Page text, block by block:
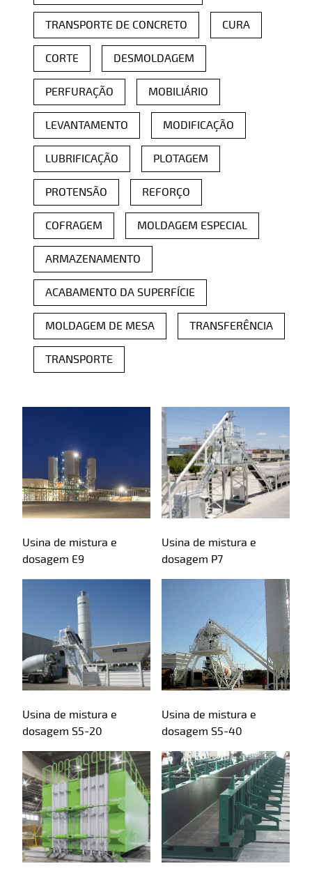
TRANSPORTE DE CONCRETO CURA
CORTE DESMOLDAGEM
PERFURAÇÃO MOBILIÁRIO
LEVANTAMENTO MODIFICAÇÃO
LUBRIFICAÇÃO PLOTAGEM
PROTENSÃO REFORÇO
COFRAGEM MOLDAGEM ESPECIAL
ARMAZENAMENTO
ACABAMENTO DA SUPERFÍCIE
MOLDAGEM DE MESA TRANSFERÊNCIA
TRANSPORTE
Produtos pré-moldados
Usina de mistura e
dosagem E9
Usina de mistura e
dosagem P7
Usina de mistura e
dosagem S5-20
Usina de mistura e
dosagem S5-40